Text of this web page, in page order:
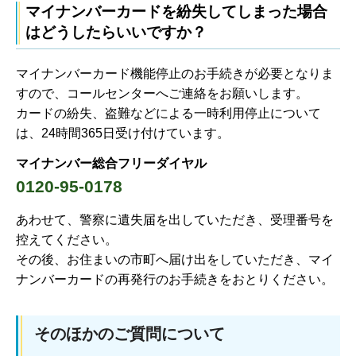
マイナンバーカードを紛失してしまった場合
はどうしたらいいですか？
マイナンバーカード機能停止のお手続きが必要となりま
すので、コールセンターへご連絡をお願いします。
カードの紛失、盗難などによる一時利用停止について
は、24時間365日受け付けています。
マイナンバー総合フリーダイヤル
0120-95-0178
あわせて、警察に遺失届を出していただき、受理番号を
控えてください。
その後、お住まいの市町へ届け出をしていただき、マイ
ナンバーカードの再発行のお手続きをおとりください。
そのほかのご質問について